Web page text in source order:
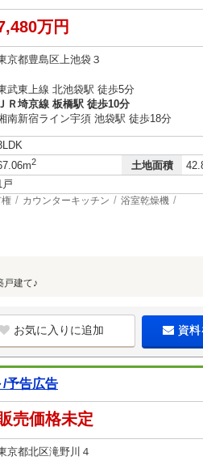
万円
京都豊島区上池袋３
武東上線 北池袋駅 徒歩5分
ＪＲ埼京線 板橋駅 徒歩10分
南新宿ライン宇須 池袋駅 徒歩18分
2 土地面積
戸
権 カウンターキッチン 浴室乾燥機
戸建て♪
お気に入りに追加 資料
告広告
売価格未定
京都北区滝野川４